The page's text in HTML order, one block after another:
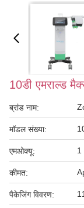
10डी एमराल्ड
ब्रांड नाम:
मॉडल संख्या:
एमओक्यू: 1
कीमत:
पैकेजिंग विवरण: